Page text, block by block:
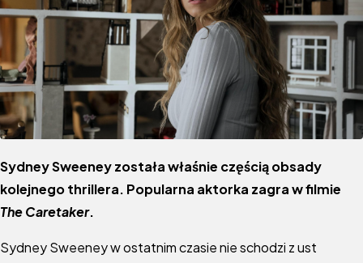
Sydney Sweeney została właśnie częścią obsady
kolejnego thrillera. Popularna aktorka zagra w filmie
The Caretaker.
Sydney Sweeney w ostatnim czasie nie schodzi z ust